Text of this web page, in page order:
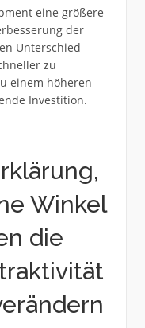
eine größere
der
Unterschied
zu
einem höheren
Investition.
Winkel
die